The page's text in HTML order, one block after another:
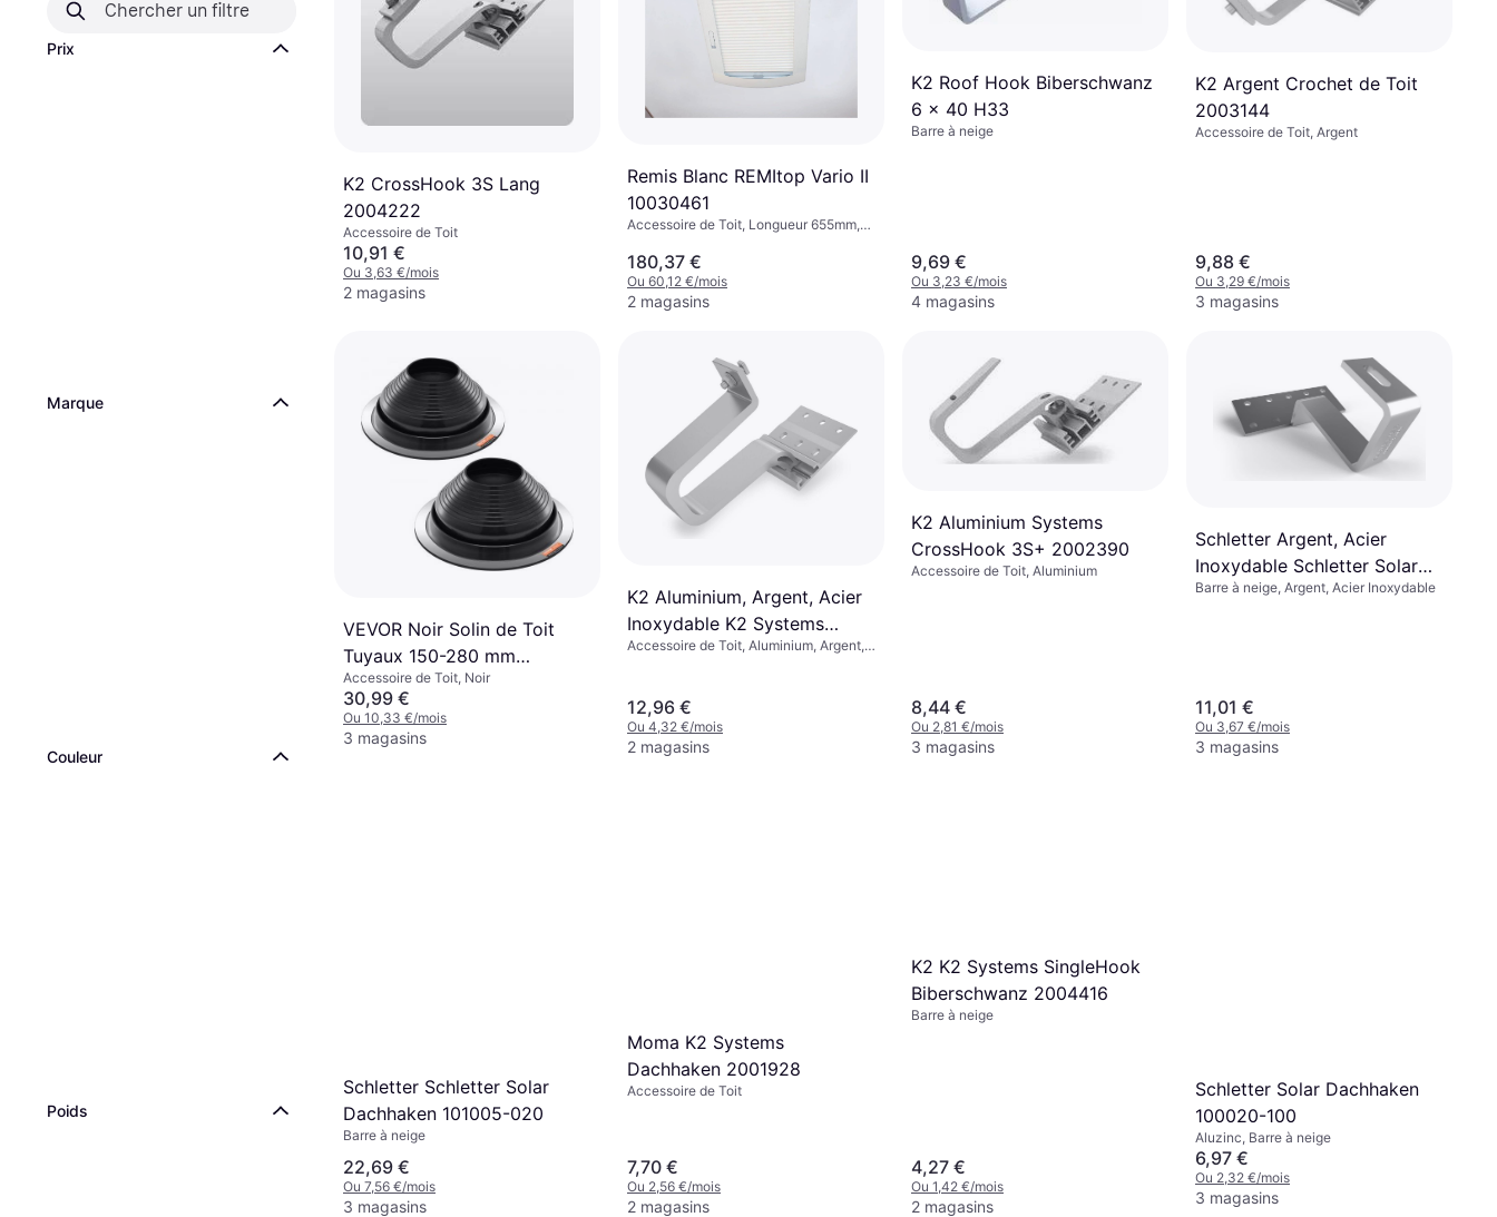
Prix
Marque
Couleur
Poids
K2 CrossHook 3S Lang
2004222
Accessoire de Toit
10,91 €
Ou 3,63 €/mois
2 magasins
Remis Blanc REMItop Vario II
10030461
Accessoire de Toit, Longueur 655mm,
6kgBlanc
180,37 €
Ou 60,12 €/mois
2 magasins
K2 Roof Hook Biberschwanz
6 x 40 H33
Barre à neige
9,69 €
Ou 3,23 €/mois
4 magasins
K2 Argent Crochet de Toit
2003144
Accessoire de Toit, Argent
9,88 €
Ou 3,29 €/mois
3 magasins
VEVOR Noir Solin de Toit
Tuyaux 150-280 mm
Étanchéité Flexible EDPM
Accessoire de Toit, Noir
30,99 €
Ou 10,33 €/mois
3 magasins
K2 Aluminium, Argent, Acier
Inoxydable K2 Systems
Dachhaken 2003155
Accessoire de Toit, Aluminium, Argent,
12,96 €
Ou 4,32 €/mois
2 magasins
K2 Aluminium Systems
CrossHook 3S+ 2002390
Accessoire de Toit, Aluminium
8,44 €
Ou 2,81 €/mois
3 magasins
Schletter Argent, Acier
Inoxydable Schletter Solar
Dachhaken Eco S 135mm
Barre à neige, Argent, Acier Inoxydable
11,01 €
Ou 3,67 €/mois
3 magasins
Schletter Schletter Solar
Dachhaken 101005-020
Barre à neige
22,69 €
Ou 7,56 €/mois
3 magasins
Moma K2 Systems
Dachhaken 2001928
Accessoire de Toit
7,70 €
Ou 2,56 €/mois
2 magasins
K2 K2 Systems SingleHook
Biberschwanz 2004416
Barre à neige
4,27 €
Ou 1,42 €/mois
2 magasins
Schletter Solar Dachhaken
100020-100
Aluzinc, Barre à neige
6,97 €
Ou 2,32 €/mois
3 magasins